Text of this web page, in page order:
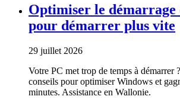
Optimiser le démarrage
pour démarrer plus vite
29 juillet 2026
Votre PC met trop de temps à démarrer
conseils pour optimiser Windows et
minutes. Assistance en Wallonie.